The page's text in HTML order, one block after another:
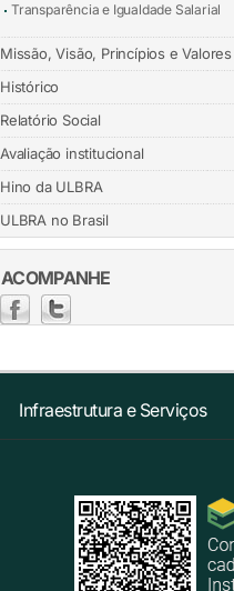
Transparência e Igualdade Salarial
Missão, Visão, Princípios e Valores
Histórico
Relatório Social
Avaliação institucional
Hino da ULBRA
ULBRA no Brasil
ACOMPANHE
Infraestrutura e Serviços